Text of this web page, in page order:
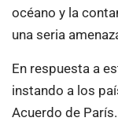
océano y la
una seria
En respuesta a
instando a los
Acuerdo de